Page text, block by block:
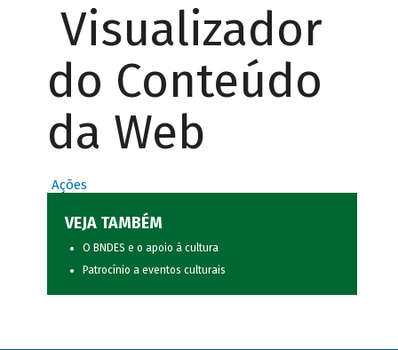
Visualizador
do Conteúdo
da Web
Ações
VEJA TAMBÉM
O BNDES e o apoio à cultura
Patrocínio a eventos culturais